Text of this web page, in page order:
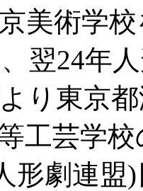
美術学
翌24年
り東京
工芸学
形劇連盟